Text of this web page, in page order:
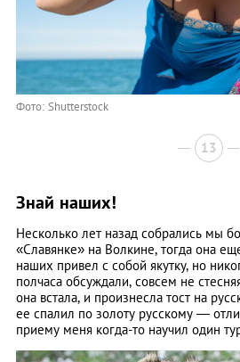
Фото: Shutterstock
13
Знай наших!
Несколько лет назад собрались мы
«Славянке» на Волкине, тогда она
наших привел с собой якутку, но
полчаса обсуждали, совсем не
она встала, и произнесла тост на
ее спалил по золоту русскому —
приему меня когда-то научил один